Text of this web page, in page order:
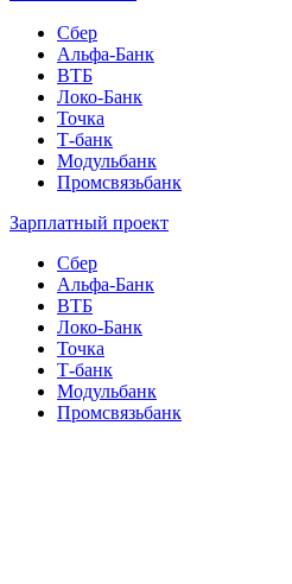
Сбер
Альфа-Банк
ВТБ
Локо-Банк
Точка
Т-банк
Модульбанк
Промсвязьбанк
Зарплатный проект
Сбер
Альфа-Банк
ВТБ
Локо-Банк
Точка
Т-банк
Модульбанк
Промсвязьбанк